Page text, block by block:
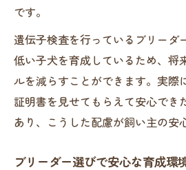
です。
遺伝子検査を行っているブリーダ
低い子犬を育成しているため、将
ルを減らすことができます。実際
証明書を見せてもらえて安心でき
あり、こうした配慮が飼い主の安
ブリーダー選びで安心な育成環